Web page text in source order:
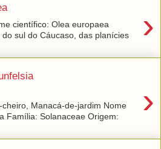
›
científico: Olea europaea
sul do Cáucaso, das planícies
›
Manacá-de-jardim Nome
Família: Solanaceae Origem: